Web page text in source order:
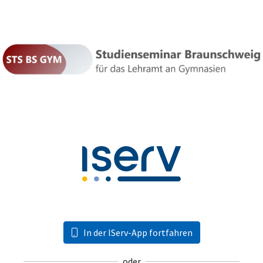
In der IServ-App fortfahren